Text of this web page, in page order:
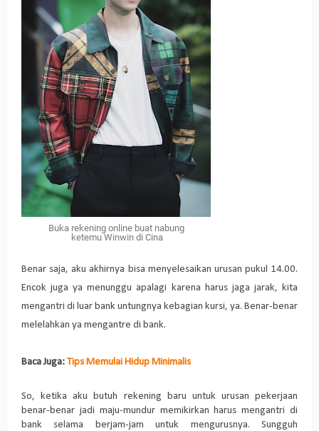
Buka rekening online buat nabung
ketemu Winwin di Cina
Benar saja, aku akhirnya bisa menyelesaikan urusan pukul 14.00.
Encok juga ya menunggu apalagi karena harus jaga jarak, kita
mengantri di luar bank untungnya kebagian kursi, ya. Benar-benar
melelahkan ya mengantre di bank.
Baca Juga: Tips Memulai Hidup Minimalis
So, ketika aku butuh rekening baru untuk urusan pekerjaan
benar-benar jadi maju-mundur memikirkan harus mengantri di
bank selama berjam-jam untuk mengurusnya. Sungguh